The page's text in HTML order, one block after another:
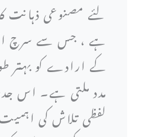
لئے مصنوعی ذہانت
ہے ، جس سے سرچ
کے ارادے کو بہتر
مدد ملتی ہے۔ اس
لفظی تلاش کی